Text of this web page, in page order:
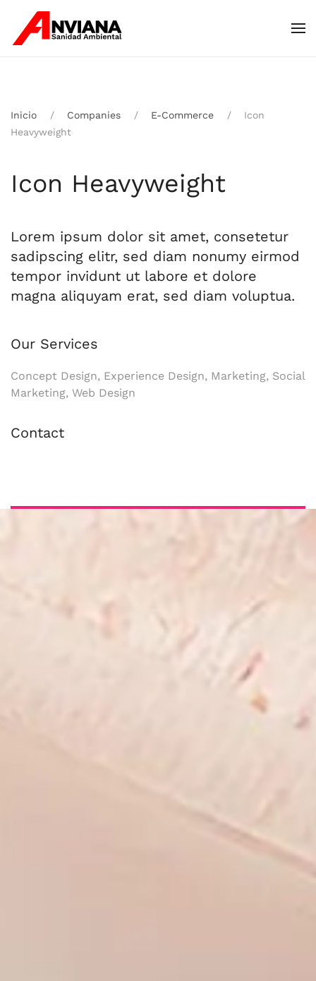
Skip to main content
Inicio Companies E-Commerce
Icon
Heavyweight
Icon Heavyweight
Lorem ipsum dolor sit amet, consetetur
sadipscing elitr, sed diam nonumy eirmod
tempor invidunt ut labore et dolore
magna aliquyam erat, sed diam voluptua.
Our Services
Concept Design, Experience Design, Marketing, Social
Marketing, Web Design
Contact